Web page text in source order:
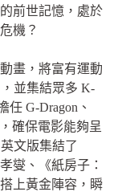
前世記憶，處於
機？
畫，將富有運動
並集結眾多 K-
G-Dragon、
確保電影能夠呈
文版集結了
燮、《紙房子：
上黃金陣容，瞬